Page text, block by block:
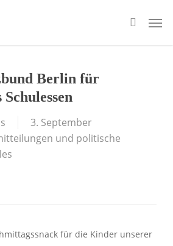
search
Berlin für
3. September
und politische